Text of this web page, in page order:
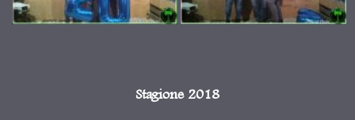
Stagione 2018